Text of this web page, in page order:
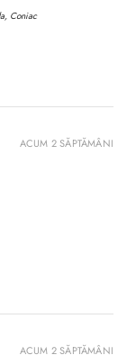
Coniac
ACUM 2 SĂPTĂMÂNI
ACUM 2 SĂPTĂMÂNI